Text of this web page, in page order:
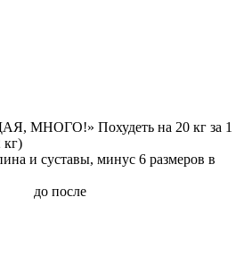
МНОГО!» Похудеть на 20 кг за 1
кг)
и суставы, минус 6 размеров в